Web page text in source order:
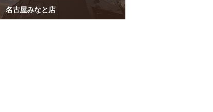
名古屋みなと店